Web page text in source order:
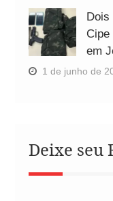
em
1 de junho de
Deixe seu